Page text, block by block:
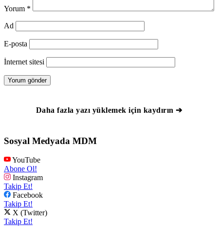
Yorum *
Ad
E-posta
İnternet sitesi
Daha fazla yazı yüklemek için kaydırın ➔
Sosyal Medyada MDM
YouTube
Abone Ol!
Instagram
Takip Et!
Facebook
Takip Et!
X (Twitter)
Takip Et!